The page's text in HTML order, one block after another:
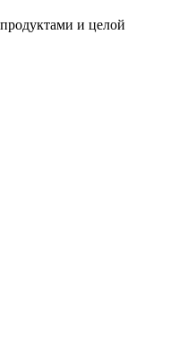
и целой